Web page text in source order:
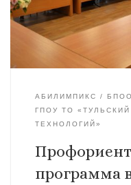
АБИЛИМПИКС
ГПОУ ТО
ТЕХНОЛОГИЙ»
программа